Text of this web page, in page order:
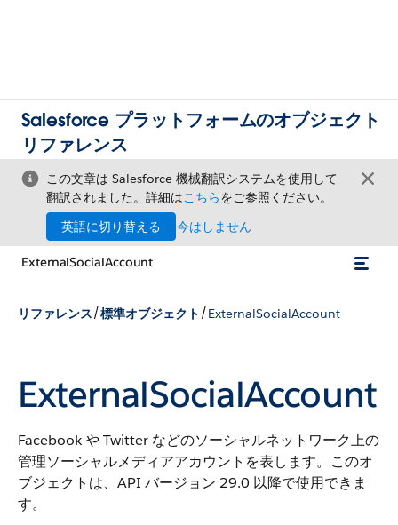
Salesforce プラットフォームのオブジェクト
リファレンス
この文章は Salesforce 機械翻訳システムを使用して
翻訳されました。詳細はこちらをご参照ください。
英語に切り替える
今はしません
ExternalSocialAccount
リファレンス/標準オブジェクト /ExternalSocialAccount
ExternalSocialAccount
Facebook や Twitter などのソーシャルネットワーク上の
管理ソーシャルメディアアカウントを表します。 このオ
ブジェクトは、API バージョン 29.0 以降で使用できま
す。